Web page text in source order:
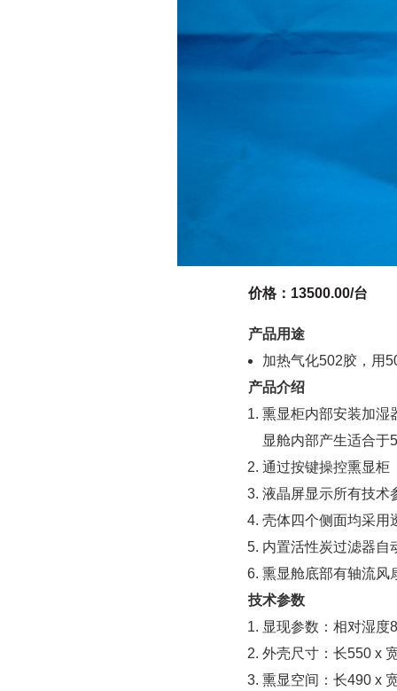
价格： 13500.00/台
产品用途
加热气化502胶，用
产品介绍
熏显柜内部安装加湿
显舱内部产生适合于
通过按键操控熏显柜
液晶屏显示所有技术
壳体四个侧面均采用
内置活性炭过滤器自
熏显舱底部有轴流风
技术参数
显现参数：相对湿度
外壳尺寸：长550 x
熏显空间：长490 x